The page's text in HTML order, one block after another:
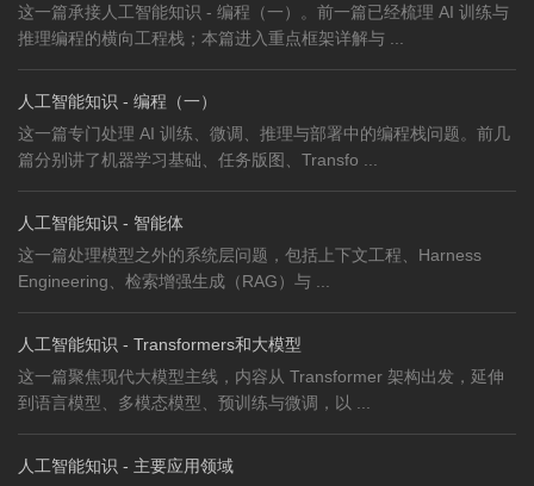
这一篇承接人工智能知识 - 编程（一）。前一篇已经梳理 AI 训练与
推理编程的横向工程栈；本篇进入重点框架详解与 ...
人工智能知识 - 编程（一）
这一篇专门处理 AI 训练、微调、推理与部署中的编程栈问题。前几
篇分别讲了机器学习基础、任务版图、Transfo ...
人工智能知识 - 智能体
这一篇处理模型之外的系统层问题，包括上下文工程、Harness
Engineering、检索增强生成（RAG）与 ...
人工智能知识 - Transformers和大模型
这一篇聚焦现代大模型主线，内容从 Transformer 架构出发，延伸
到语言模型、多模态模型、预训练与微调，以 ...
人工智能知识 - 主要应用领域